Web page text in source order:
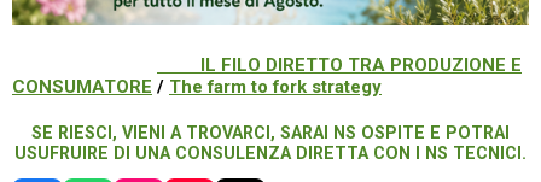
IL FILO DIRETTO TRA PRODUZIONE E
CONSUMATORE / The farm to fork strategy
SE RIESCI, VIENI A TROVARCI, SARAI NS OSPITE E POTRAI
USUFRUIRE DI UNA CONSULENZA DIRETTA CON I NS TECNICI.